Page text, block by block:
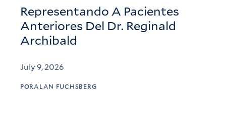
Representando A Pacientes
Anteriores Del Dr. Reginald
Archibald
July 9, 2026
PORALAN FUCHSBERG